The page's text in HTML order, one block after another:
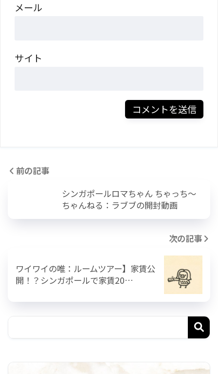
メール
サイト
前の記事
シンガポールロマちゃん ちゃっち～
ちゃんねる：ラブブの開封動画
次の記事
ワイワイの唯：ルームツアー】家賃公
開！？シンガポールで家賃20…